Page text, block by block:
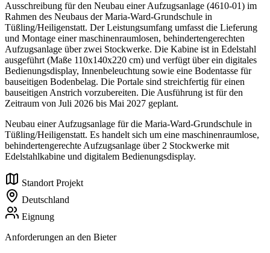
Ausschreibung für den Neubau einer Aufzugsanlage (4610-01) im
Rahmen des Neubaus der Maria-Ward-Grundschule in
Tüßling/Heiligenstatt. Der Leistungsumfang umfasst die Lieferung
und Montage einer maschinenraumlosen, behindertengerechten
Aufzugsanlage über zwei Stockwerke. Die Kabine ist in Edelstahl
ausgeführt (Maße 110x140x220 cm) und verfügt über ein digitales
Bedienungsdisplay, Innenbeleuchtung sowie eine Bodentasse für
bauseitigen Bodenbelag. Die Portale sind streichfertig für einen
bauseitigen Anstrich vorzubereiten. Die Ausführung ist für den
Zeitraum von Juli 2026 bis Mai 2027 geplant.
Neubau einer Aufzugsanlage für die Maria-Ward-Grundschule in
Tüßling/Heiligenstatt. Es handelt sich um eine maschinenraumlose,
behindertengerechte Aufzugsanlage über 2 Stockwerke mit
Edelstahlkabine und digitalem Bedienungsdisplay.
Standort Projekt
Deutschland
Eignung
Anforderungen an den Bieter